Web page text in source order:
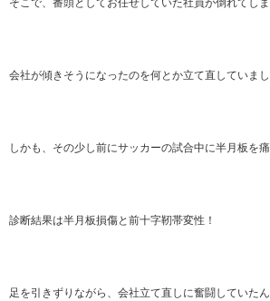
そこで、番頭としてお任せしていた社員が倒れてしま
会社が傾きそうになったのを何とか立て直していまし
しかも、その少し前にサッカーの試合中に半月板を痛
診断結果は半月板損傷と前十字靭帯変性！
足を引きずりながら、会社立て直しに奮闘していたん